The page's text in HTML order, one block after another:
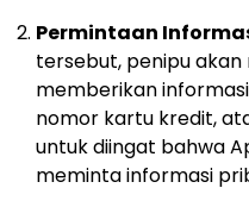
Permintaan
tersebut, penipu
memberikan
nomor kartu kredit,
untuk diingat bahwa
meminta informasi